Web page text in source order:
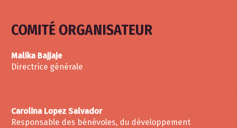
COMITÉ ORGANISATEUR
Malika Bajjaje
Directrice générale
Carolina Lopez Salvador
Responsable des bénévoles, du développement